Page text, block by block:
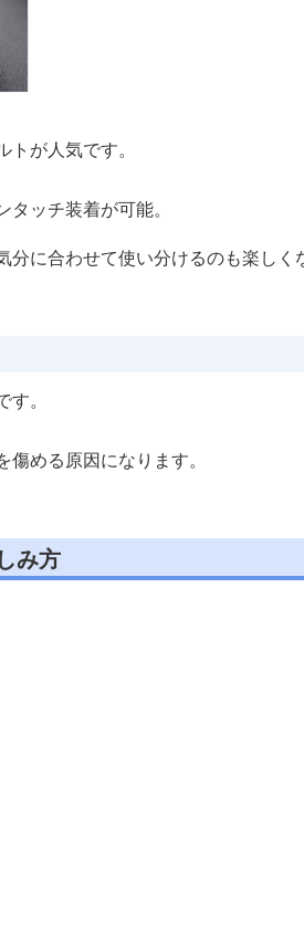
が人気です。
ッチ装着が可能。
に合わせて使い分けるのも楽しく
。
める原因になります。
み方